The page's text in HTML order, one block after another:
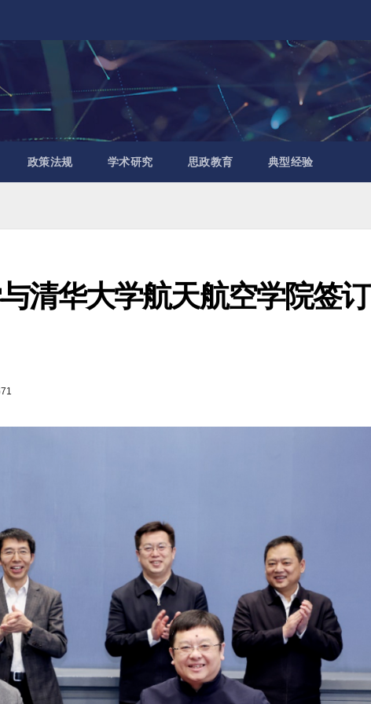
政策法规 学术研究 思政教育 典型经验
清华大学航天航空学院签订